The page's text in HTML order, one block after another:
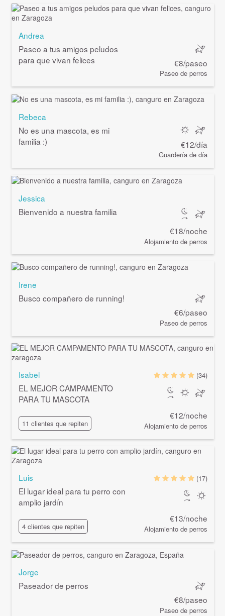
Andrea
Paseo a tus amigos peludos
para que vivan felices
€8/paseo
Paseo de perros
Rebeca
No es una mascota, es mi
familia :)
€12/día
Guardería de día
Jessica
Bienvenido a nuestra familia
€18/noche
Alojamiento de perros
Irene
Busco compañero de running!
€6/paseo
Paseo de perros
Isabel
EL MEJOR CAMPAMENTO
PARA TU MASCOTA
11 clientes que repiten
(34)
€12/noche
Alojamiento de perros
Luis
El lugar ideal para tu perro con
amplio jardín
4 clientes que repiten
(17)
€13/noche
Alojamiento de perros
Jorge
Paseador de perros
€8/paseo
Paseo de perros